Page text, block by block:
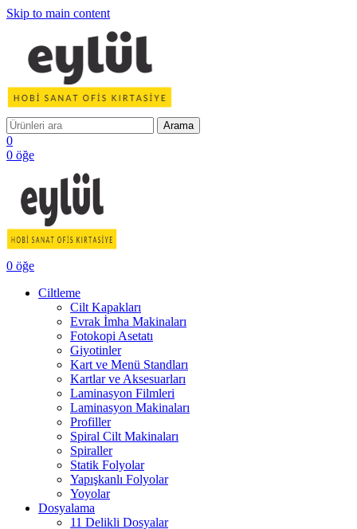
Skip to main content
Arama
0
0 öğe
0 öğe
Ciltleme
Cilt Kapakları
Evrak İmha Makinaları
Fotokopi Asetatı
Giyotinler
Kart ve Menü Standları
Kartlar ve Aksesuarları
Laminasyon Filmleri
Laminasyon Makinaları
Profiller
Spiral Cilt Makinaları
Spiraller
Statik Folyolar
Yapışkanlı Folyolar
Yoyolar
Dosyalama
11 Delikli Dosyalar